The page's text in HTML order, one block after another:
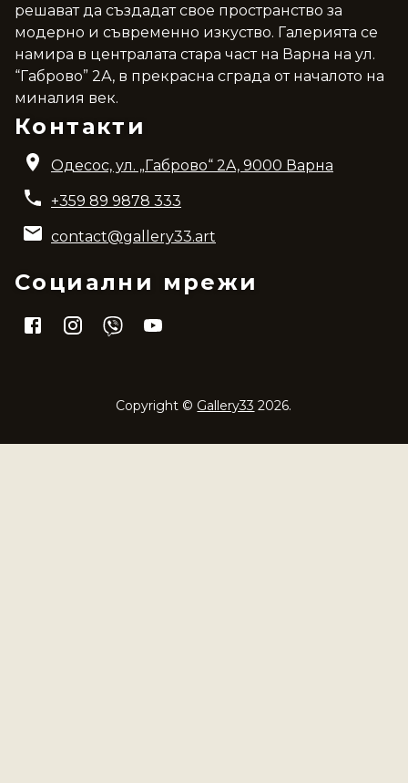
решават да създадат свое пространство за
модерно и съвременно изкуство. Галерията се
намира в централата стара част на Варна на ул.
“Габрово” 2А, в прекрасна сграда от началото на
миналия век.
Контакти
Одесос, ул. „Габрово“ 2A, 9000 Варна
+359 89 9878 333
contact@gallery33.art
Социални мрежи
Copyright © Gallery33 2026.